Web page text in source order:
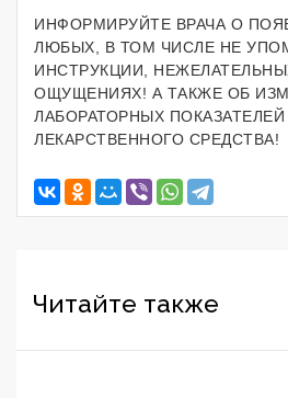
ИНФОРМИРУЙТЕ ВРАЧА О
ЛЮБЫХ, В ТОМ ЧИСЛЕ НЕ
ИНСТРУКЦИИ,
ОЩУЩЕНИЯХ! А ТАКЖЕ ОБ
ЛАБОРАТОРНЫХ
ЛЕКАРСТВЕННОГО СРЕДСТВА!
Читайте также